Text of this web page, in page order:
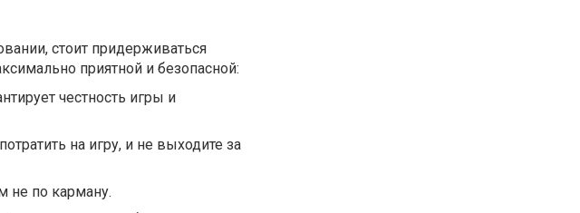
стоит придерживаться
приятной и безопасной:
честность игры и
на игру, и не выходите за
не по карману.